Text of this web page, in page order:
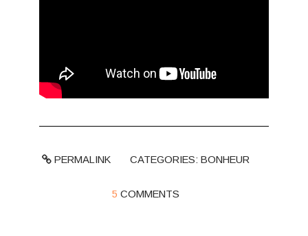
PERMALINK CATEGORIES:BONHEUR
5 COMMENTS